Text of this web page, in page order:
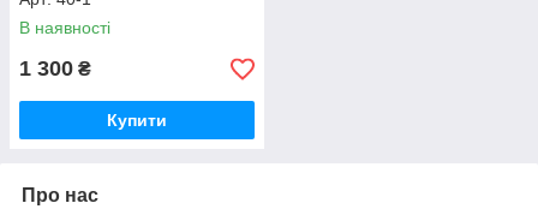
В наявності
1 300 ₴
Купити
Про нас